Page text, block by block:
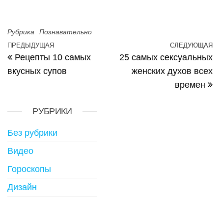
Рубрика Познавательно
Навигация по записям
Предыдущая запись
ПРЕДЫДУЩАЯ
Рецепты 10 самых
вкусных супов
СЛЕДУЮЩАЯ
25 самых сексуальных
женских духов всех
времен
РУБРИКИ
Без рубрики
Видео
Гороскопы
Дизайн